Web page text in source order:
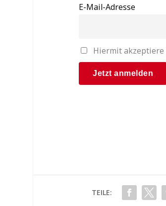
E-Mail-Adresse
Hiermit
TEILE: